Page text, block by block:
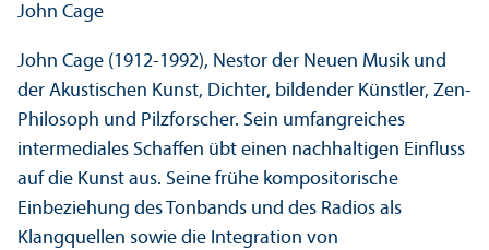
John Cage
John Cage (1912-1992), Nestor der Neuen Musik und
der Akustischen Kunst, Dichter, bildender Künstler, Zen-
Philosoph und Pilzforscher. Sein umfangreiches
intermediales Schaffen übt einen nachhaltigen Einfluss
auf die Kunst aus. Seine frühe kompositorische
Einbeziehung des Tonbands und des Radios als
Klangquellen sowie die Integration von